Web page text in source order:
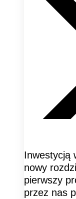
Inwestycją
nowy
pierwszy
przez nas